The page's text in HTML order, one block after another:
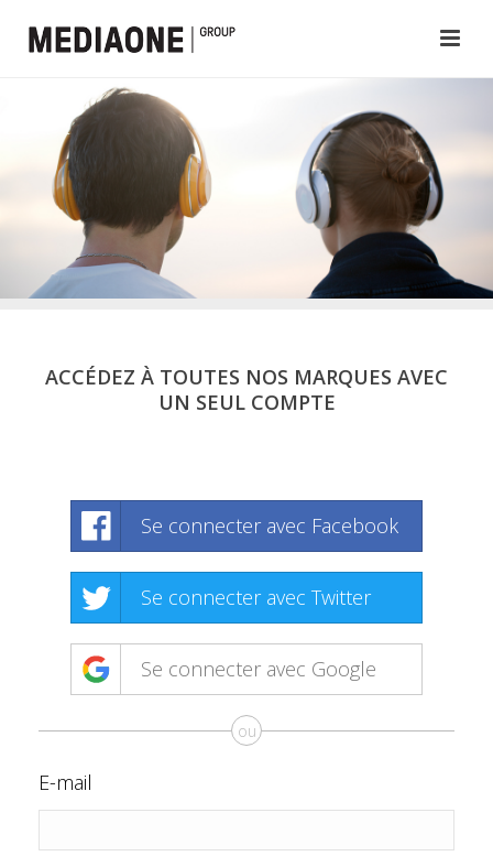
ACCÉDEZ À TOUTES NOS MARQUES AVEC
UN SEUL COMPTE
Se connecter avec Facebook
Se connecter avec Twitter
Se connecter avec Google
ou
E-mail